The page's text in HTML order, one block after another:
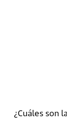
¿Cuáles son